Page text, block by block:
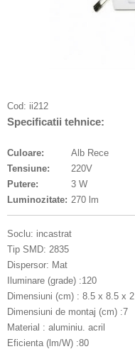
Cod: ii212
Specificatii tehnice:
Culoare:
Alb Rece
Tensiune:
220V
Putere:
3 W
Luminozitate: 270 lm
Soclu: incastrat
Tip SMD: 2835
Dispersor: Mat
Iluminare (grade) :120
Dimensiuni (cm) : 8.5 x 8.5 x 2
Dimensiuni de montaj (cm) :7
Material : aluminiu. acril
Eficienta (lm/W) :80